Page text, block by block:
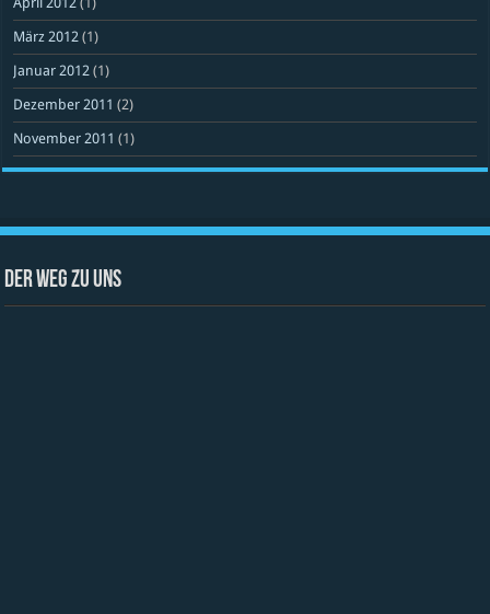
März 2012 (1)
Januar 2012 (1)
Dezember 2011 (2)
November 2011 (1)
Der Weg zu uns